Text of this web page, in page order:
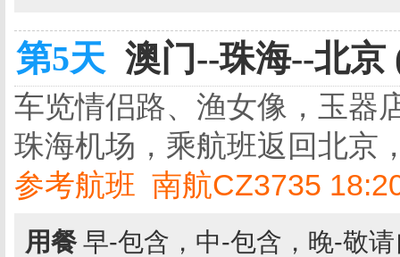
第5天 澳门--珠海--北京
车览情侣路、渔女像，玉器
珠海机场，乘航班返回北京
参考航班 南航CZ3735
用餐 早-包含，中-包含，晚-敬